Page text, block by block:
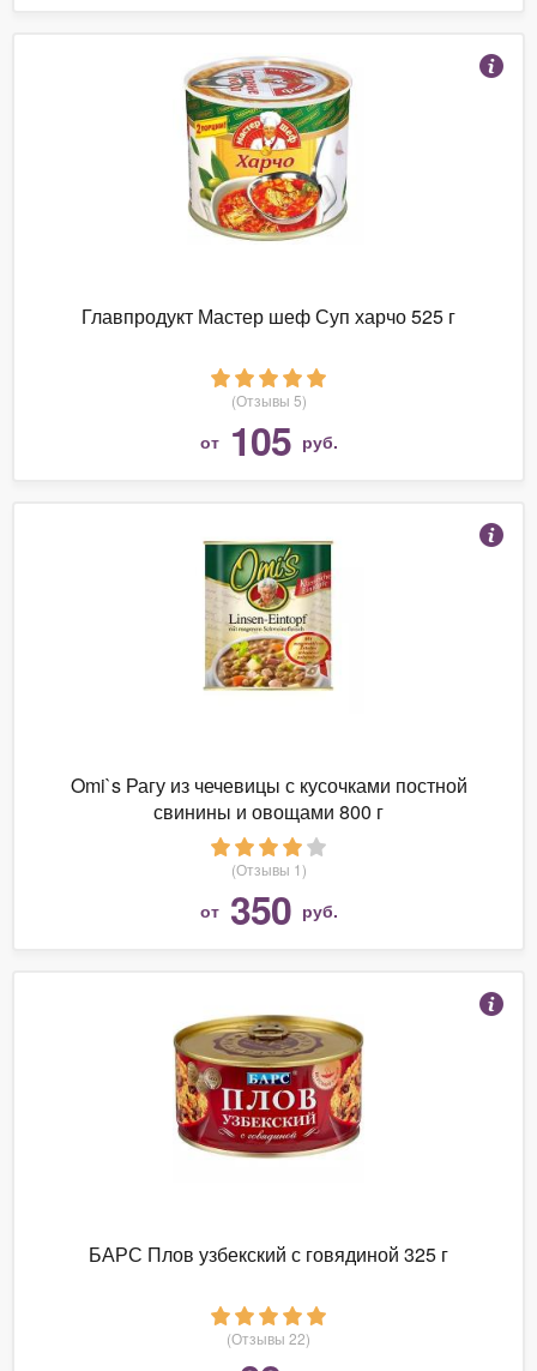
Главпродукт Мастер шеф Суп харчо 525 г
(Отзывы 5)
от 105 руб.
Omi`s Рагу из чечевицы с кусочками постной
свинины и овощами 800 г
(Отзывы 1)
от 350 руб.
БАРС Плов узбекский с говядиной 325 г
(Отзывы 22)